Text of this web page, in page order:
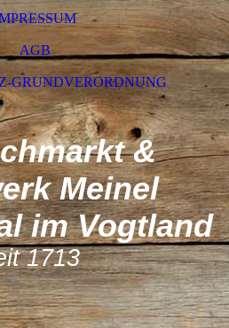
AGB
GRUNDVERORDNUNG
&
Meinel
im Vogtland
1713